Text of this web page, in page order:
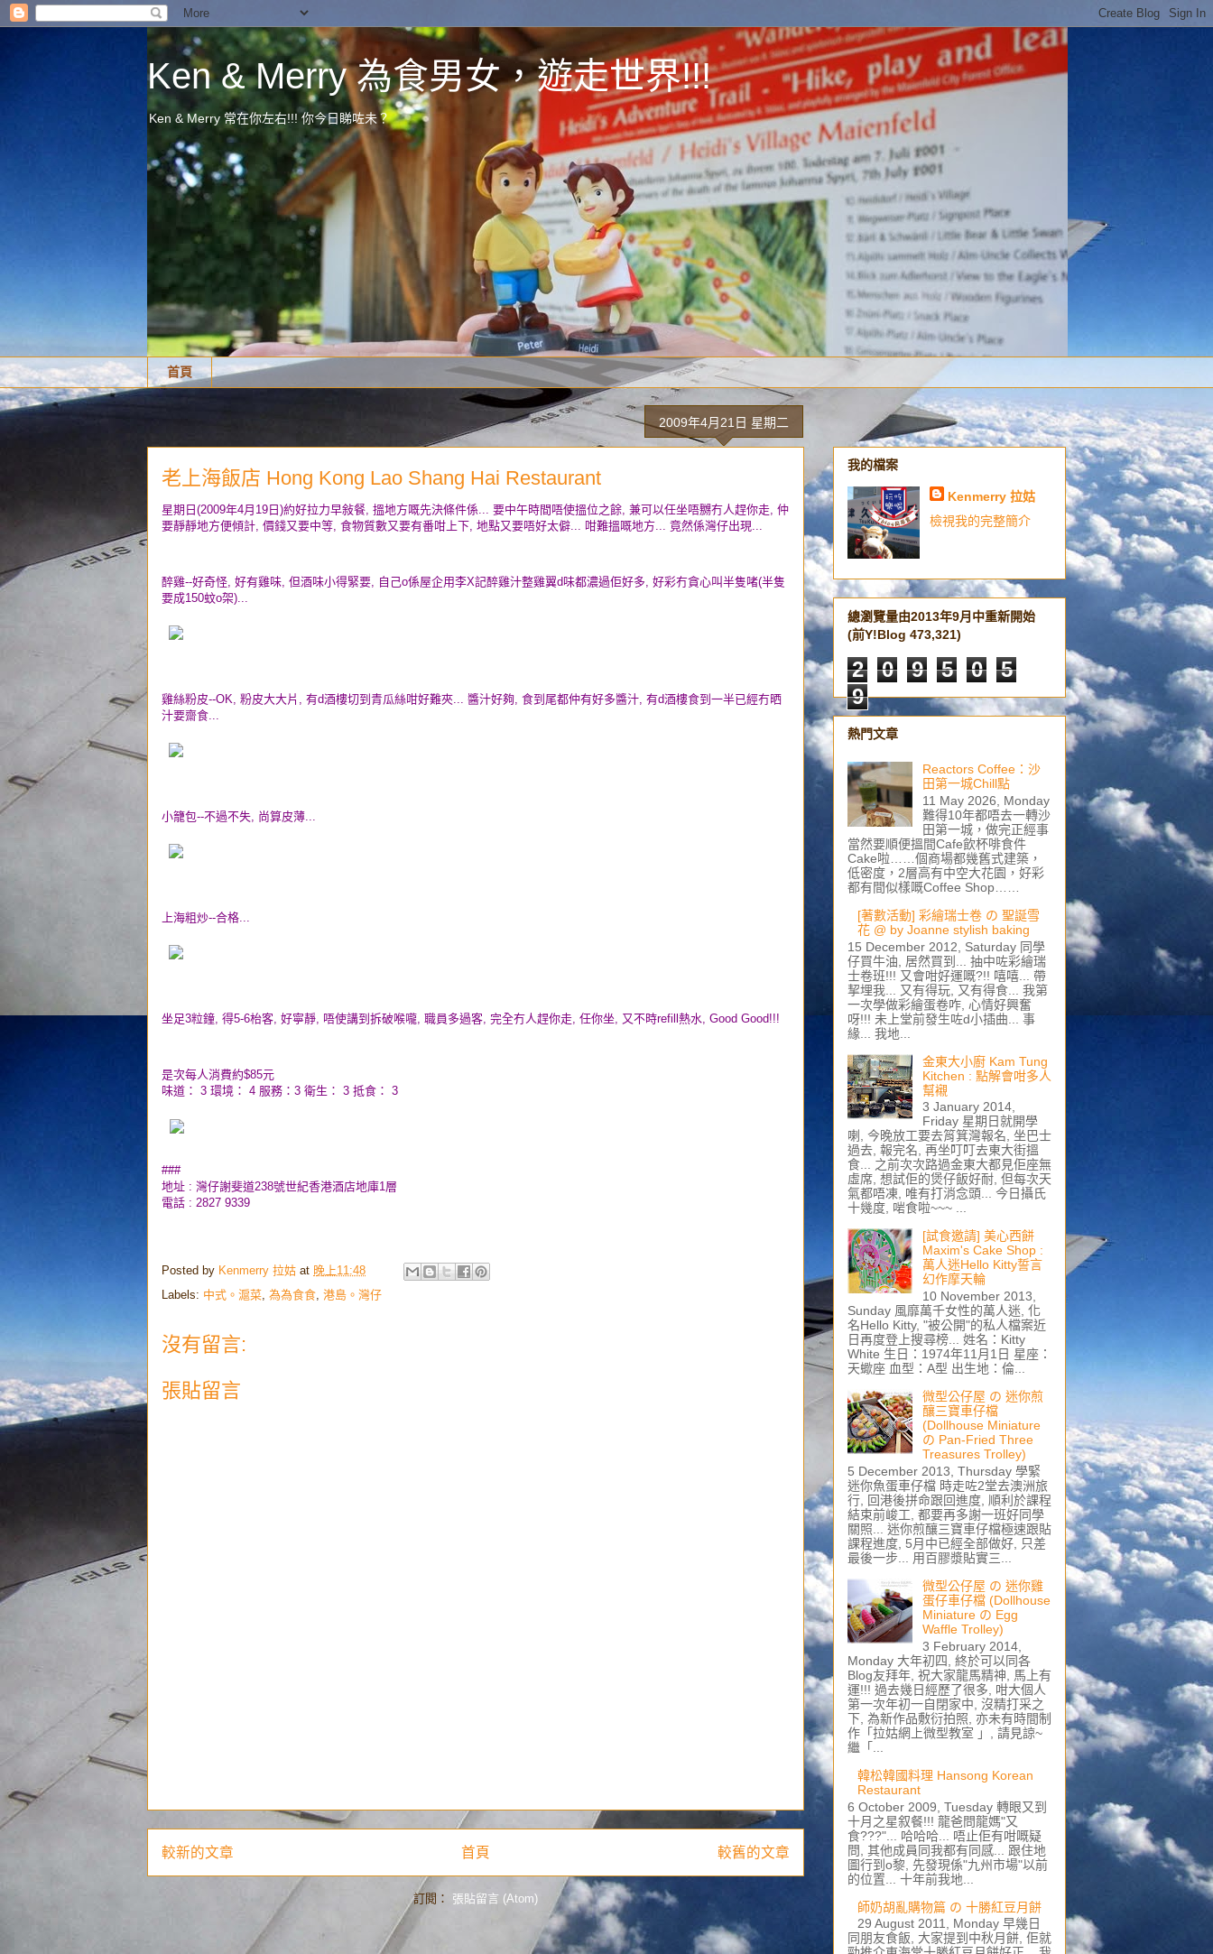
Ken & Merry 為食男女，遊走世界!!!
Ken & Merry 常在你左右!!! 你今日睇咗未？
首頁
2009年4月21日 星期二
老上海飯店 Hong Kong Lao Shang Hai Restaurant
星期日(2009年4月19日)約好拉力早敍餐, 搵地方嘅先決條件係... 要中午時間唔使搵位之餘, 兼可以任坐唔嬲冇人趕你走, 仲
要靜靜地方便傾計, 價錢又要中等, 食物質數又要有番咁上下, 地點又要唔好太僻... 咁難搵嘅地方... 竟然係灣仔出現...
醉雞--好奇怪, 好有雞味, 但酒味小得緊要, 自己o係屋企用李X記醉雞汁整雞翼d味都濃過佢好多, 好彩冇貪心叫半隻啫(半隻
要成150蚊o架)...
雞絲粉皮--OK, 粉皮大大片, 有d酒樓切到青瓜絲咁好難夾... 醬汁好夠, 食到尾都仲有好多醬汁, 有d酒樓食到一半已經冇晒
汁要齋食...
小籠包--不過不失, 尚算皮薄...
上海粗炒--合格...
坐足3粒鐘, 得5-6枱客, 好寧靜, 唔使講到拆破喉嚨, 職員多過客, 完全冇人趕你走, 任你坐, 又不時refill熱水, Good Good!!!
是次每人消費約$85元
味道： 3 環境： 4 服務：3 衛生： 3 抵食： 3
###
地址 : 灣仔謝斐道238號世紀香港酒店地庫1層
電話 : 2827 9339
Posted by Kenmerry 拉姑 at 晚上11:48
Labels: 中式。滬菜 為為食食 港島。灣仔
沒有留言:
張貼留言
較新的文章 較舊的文章
首頁
訂閱： 張貼留言 (Atom)
我的檔案
Kenmerry 拉姑
檢視我的完整簡介
總瀏覽量由2013年9月中重新開始
(前Y!Blog 473,321)
2 0 9 5 0
5
9
熱門文章
Reactors Coffee：沙
田第一城Chill點
11 May 2026, Monday
難得10年都唔去一轉沙
田第一城，做完正經事
當然要順便搵間Cafe飲杯啡食件
Cake啦……個商場都幾舊式建築，
低密度，2層高有中空大花園，好彩
都有間似樣嘅Coffee Shop……
[著數活動] 彩繪瑞士卷 の 聖誕雪
花 @ by Joanne stylish baking
15 December 2012, Saturday 同學
仔買牛油, 居然買到... 抽中咗彩繪瑞
士卷班!!! 又會咁好運嘅?!! 嘻嘻... 帶
挈埋我... 又有得玩, 又有得食... 我第
一次學做彩繪蛋卷咋, 心情好興奮
呀!!! 未上堂前發生咗d小插曲... 事
緣... 我地...
金東大小廚 Kam Tung
Kitchen : 點解會咁多人
幫襯
3 January 2014,
Friday 星期日就開學
喇, 今晚放工要去筲箕灣報名, 坐巴士
過去, 報完名, 再坐叮叮去東大街搵
食... 之前次次路過金東大都見佢座無
虛席, 想試佢的煲仔飯好耐, 但每次天
氣都唔凍, 唯有打消念頭... 今日攝氏
十幾度, 啱食啦~~~ ...
[試食邀請] 美心西餅
Maxim's Cake Shop :
萬人迷Hello Kitty誓言
幻作摩天輪
10 November 2013,
Sunday 風靡萬千女性的萬人迷, 化
名Hello Kitty, "被公開"的私人檔案近
日再度登上搜尋榜... 姓名：Kitty
White 生日：1974年11月1日 星座：
天蠍座 血型：A型 出生地：倫...
微型公仔屋 の 迷你煎
釀三寶車仔檔
(Dollhouse Miniature
の Pan-Fried Three
Treasures Trolley)
5 December 2013, Thursday 學緊
迷你魚蛋車仔檔 時走咗2堂去澳洲旅
行, 回港後拼命跟回進度, 順利於課程
結束前峻工, 都要再多謝一班好同學
關照... 迷你煎釀三寶車仔檔極速跟貼
課程進度, 5月中已經全部做好, 只差
最後一步... 用百膠漿貼實三...
微型公仔屋 の 迷你雞
蛋仔車仔檔 (Dollhouse
Miniature の Egg
Waffle Trolley)
3 February 2014,
Monday 大年初四, 終於可以同各
Blog友拜年, 祝大家龍馬精神, 馬上有
運!!! 過去幾日經歷了很多, 咁大個人
第一次年初一自閉家中, 沒精打采之
下, 為新作品敷衍拍照, 亦未有時間制
作「拉姑網上微型教室 」, 請見諒~
繼「...
韓松韓國料理 Hansong Korean
Restaurant
6 October 2009, Tuesday 轉眼又到
十月之星叙餐!!! 龍爸問龍媽"又
食???"... 哈哈哈... 唔止佢有咁嘅疑
問, 其他成員同我都有同感... 跟住地
圖行到o黎, 先發現係"九州市場"以前
的位置... 十年前我地...
師奶胡亂購物篇 の 十勝紅豆月餅
29 August 2011, Monday 早幾日
同朋友食飯, 大家提到中秋月餅, 佢就